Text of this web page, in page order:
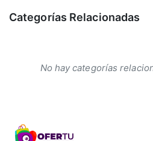
Categorías Relacionadas
No hay categorías